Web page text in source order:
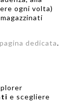
ogni volta)
pagina dedicata.
e scegliere